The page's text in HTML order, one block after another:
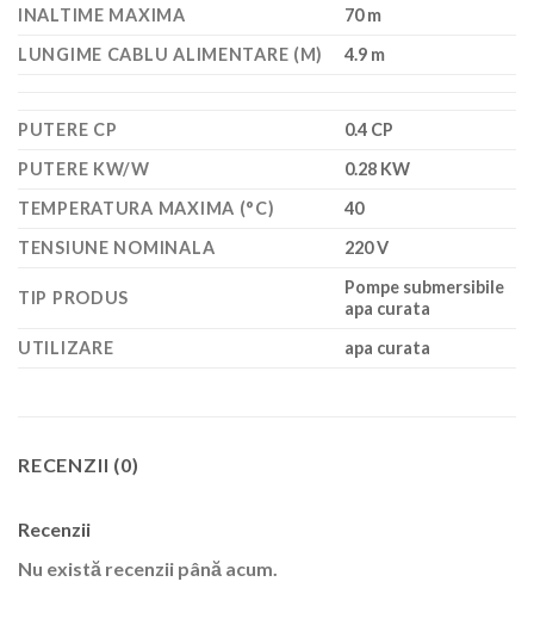
INALTIME MAXIMA
70 m
LUNGIME CABLU ALIMENTARE (M)
4.9 m
PUTERE CP
0.4 CP
PUTERE KW/W
0.28 KW
TEMPERATURA MAXIMA (°C)
40
TENSIUNE NOMINALA
220 V
TIP PRODUS
Pompe submersibile
apa curata
UTILIZARE
apa curata
RECENZII (0)
Recenzii
Nu există recenzii până acum.